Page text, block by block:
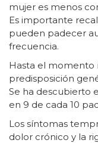
mujer es menos
Es importante
pueden padecer
frecuencia.
Hasta el momento
predisposición
Se ha descubierto
en 9 de cada 10
Los síntomas
dolor crónico y la